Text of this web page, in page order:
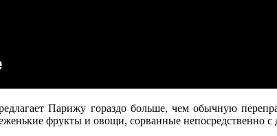
Парижу гораздо больше, чем обычную
фрукты и овощи, сорванные непосредственно с